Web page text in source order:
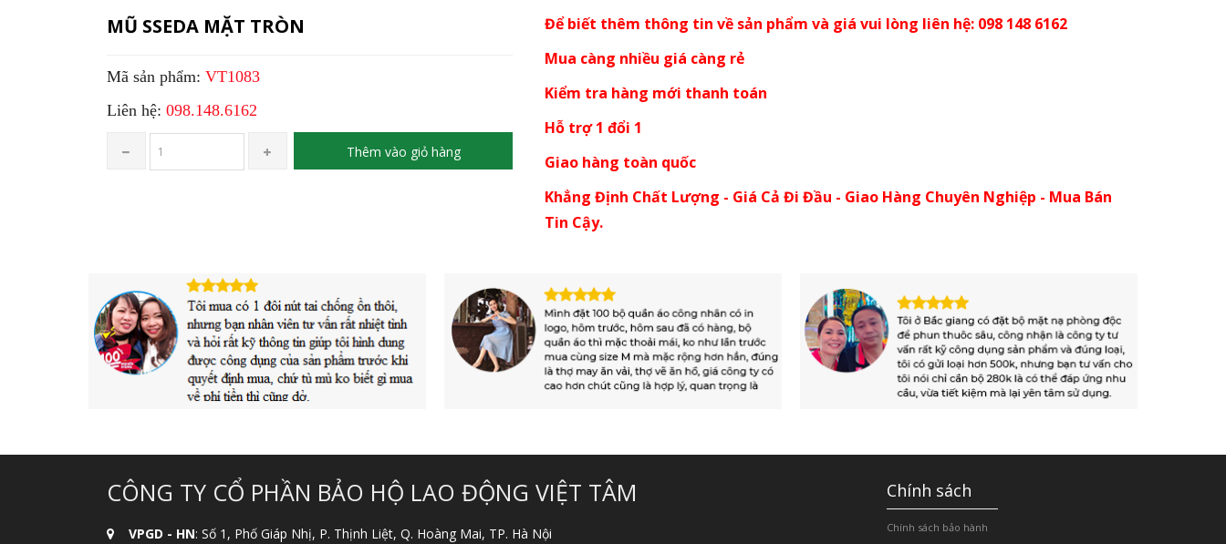
MŨ SSEDA MẶT TRÒN
Mã sản phẩm: VT1083
Liên hệ: 098.148.6162
Thêm vào giỏ hàng
Để biết thêm thông tin về sản phẩm và giá vui lòng liên hệ: 098 148 6162
Mua càng nhiều giá càng rẻ
Kiểm tra hàng mới thanh toán
Hỗ trợ 1 đổi 1
Giao hàng toàn quốc
Khẳng Định Chất Lượng - Giá Cả Đi Đầu - Giao Hàng Chuyên Nghiệp - Mua Bán
Tin Cậy.
CÔNG TY CỔ PHẦN BẢO HỘ LAO ĐỘNG VIỆT TÂM
VPGD - HN: Số 1, Phố Giáp Nhị, P. Thịnh Liệt, Q. Hoàng Mai, TP. Hà Nội
Chính sách
Chính sách bảo hành